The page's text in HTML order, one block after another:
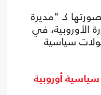
كـ "مديرة
الأوروبية، في
سياسية
أوروبية